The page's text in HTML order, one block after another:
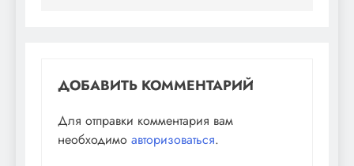
ДОБАВИТЬ КОММЕНТАРИЙ
Для отправки комментария вам
необходимо авторизоваться.